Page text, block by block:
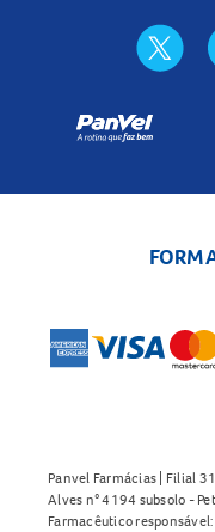
Panvel Farmácias | Filial
Alves n° 4194 subsolo -
Farmacêutico